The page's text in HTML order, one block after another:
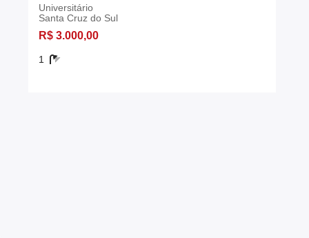
Universitário
Santa Cruz do Sul
R$ 3.000,00
1